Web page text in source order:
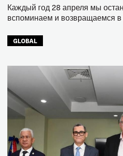
Каждый год 28 апреля мы
вспоминаем и возвращаемся
GLOBAL